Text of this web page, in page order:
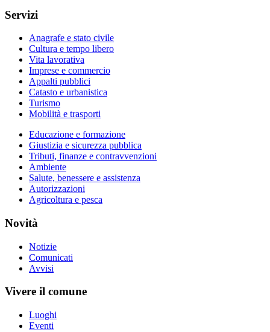
Servizi
Anagrafe e stato civile
Cultura e tempo libero
Vita lavorativa
Imprese e commercio
Appalti pubblici
Catasto e urbanistica
Turismo
Mobilità e trasporti
Educazione e formazione
Giustizia e sicurezza pubblica
Tributi, finanze e contravvenzioni
Ambiente
Salute, benessere e assistenza
Autorizzazioni
Agricoltura e pesca
Novità
Notizie
Comunicati
Avvisi
Vivere il comune
Luoghi
Eventi